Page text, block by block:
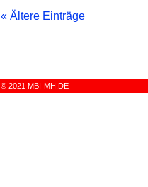
« Ältere Einträge
© 2021 MBI-MH.DE